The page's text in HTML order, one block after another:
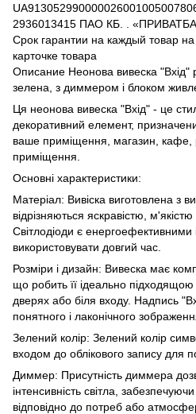
2936013415 ПАО КБ. .
Срок гарантии на каждый товар
карточке товара
Описание Неонова вивеска "Вхід"
зелена, з диммером і блоком
Ця неонова вивеска "Вхід" - це
декоративний елемент,
ваше приміщення, магазин, кафе,
приміщення.
Основні характеристики:
Матеріал: Вивіска виготовлена ​​з
відрізняються яскравістю, м'якістю
Світлодіоди є
використовувати довгий час.
Розміри і дизайн: Вивеска має
що робить її ідеально
дверях або біля входу. Надпись
понятного і лаконічного
Зелений колір: Зелений колір
входом до облікового запису для
Диммер: Присутність диммера
інтенсивність світла,
відповідно до потреб або